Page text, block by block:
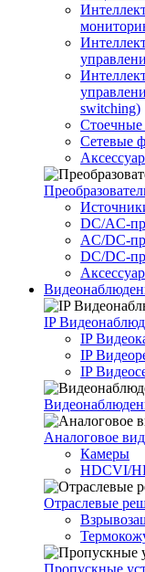
switching)
Стоечные
Сетевые
DC/AC-
AC/DC-
DC/DC-
IP
IP
IP
IP
Аналоговое
Камеры
HDCVI/
Отраслевые
Пропускные